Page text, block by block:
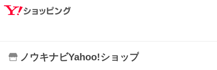
ノウキナビYahoo!ショップ